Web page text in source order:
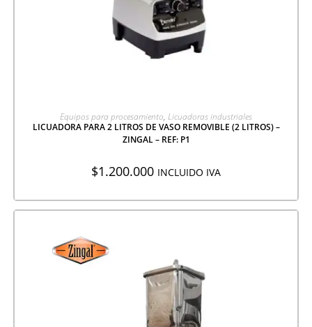
AGREGAR A COTIZACIÓN
Equipos para procesamiento, Licuadoras industriales
LICUADORA PARA 2 LITROS DE VASO REMOVIBLE (2 LITROS) –
ZINGAL – REF: P1
$1.200.000 INCLUIDO IVA